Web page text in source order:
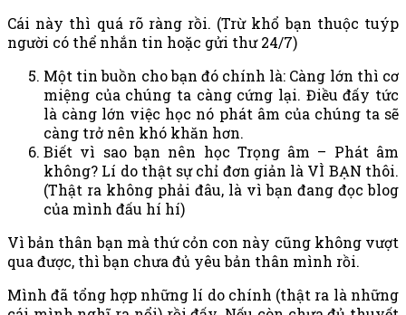
Cái này thì quá rõ ràng rồi. (Trừ khổ bạn thuộc tuýp
người có thể nhắn tin hoặc gửi thư 24/7)
Một tin buồn cho bạn đó chính là: Càng lớn thì cơ
miệng của chúng ta càng cứng lại. Điều đấy tức
là càng lớn việc học nó phát âm của chúng ta sẽ
càng trở nên khó khăn hơn.
Biết vì sao bạn nên học Trọng âm – Phát âm
không? Lí do thật sự chỉ đơn giản là VÌ BẠN thôi.
(Thật ra không phải đâu, là vì bạn đang đọc blog
của mình đấu hí hí)
Vì bản thân bạn mà thứ cỏn con này cũng không vượt
qua được, thì bạn chưa đủ yêu bản thân mình rồi.
Mình đã tổng hợp những lí do chính (thật ra là những